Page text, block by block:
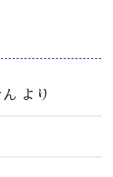
ん より